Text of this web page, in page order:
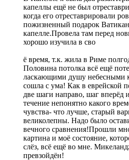
капеллы ещё не был
когда его отреставрировали
пожизненный подарок
капелле.Провела там перед
хорошо изучила в сво
ё время, т.к. жила в Риме
Половина потолка всё ещё
ласкающими душу небесными
сошла с ума! Как в еврейской
две шаги направо, шаг вперёд
течение непонятно какого
чувства- что лучше, старый
великолепны. Надо было
вечного сравнения!Прошли
картина и моё состояние,
слёз, всё ещё во мне.
превзойдён!